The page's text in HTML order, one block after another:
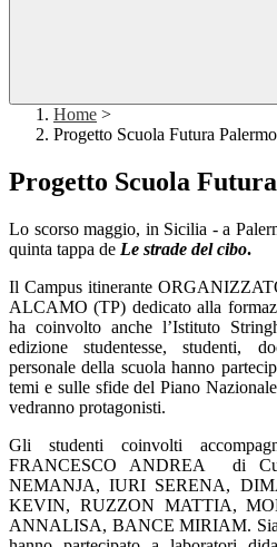
Home >
Progetto Scuola Futura Palermo
Progetto Scuola
Lo scorso maggio, in Sicilia - a
quinta tappa de Le strade del cibo.
Il Campus itinerante
ALCAMO (TP) dedicato alla
ha coinvolto anche l’Istituto
edizione studentesse, studenti,
personale della scuola hanno
temi e sulle sfide del Piano
vedranno protagonisti.
Gli studenti coinvolti
FRANCESCO ANDREA
di
NEMANJA, IURI SERENA,
KEVIN, RUZZON MATTIA,
ANNALISA, BANCE MIRIAM. Sia